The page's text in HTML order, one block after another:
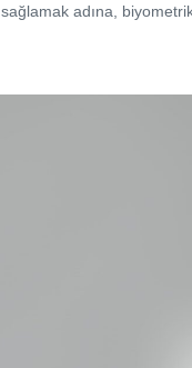
sağlamak adına,